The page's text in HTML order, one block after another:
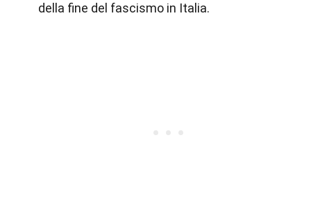
della fine del fascismo in Italia.